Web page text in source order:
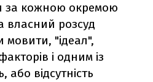
за кожною окремою
власний розсуд
мовити, "ідеал",
і одним із
або відсутність